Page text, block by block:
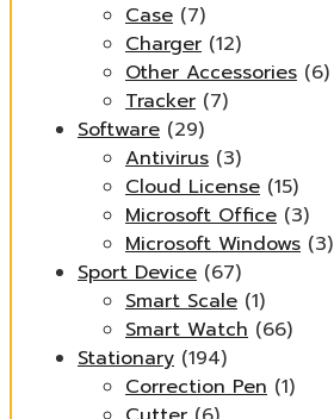
Case (7)
Charger (12)
Other Accessories (6)
Tracker (7)
Software (29)
Antivirus (3)
Cloud License (15)
Microsoft Office (3)
Microsoft Windows (3)
Sport Device (67)
Smart Scale (1)
Smart Watch (66)
Stationary (194)
Correction Pen (1)